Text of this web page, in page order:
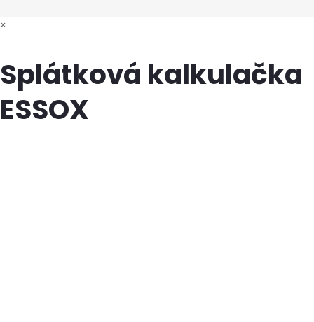
×
Splátková kalkulačka
ESSOX